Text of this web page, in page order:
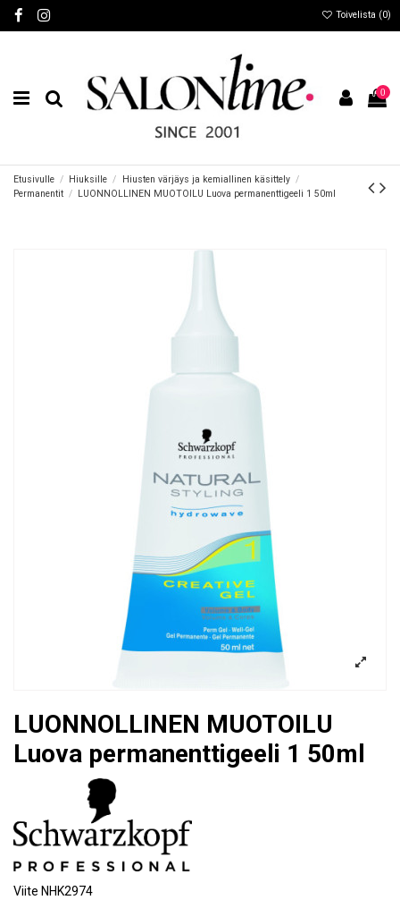
Toivelista (0)
0
Etusivulle Hiuksille
Hiusten värjäys ja kemiallinen käsittely
Permanentit
LUONNOLLINEN MUOTOILU Luova permanenttigeeli 1 50ml
LUONNOLLINEN MUOTOILU
Luova permanenttigeeli 1 50ml
Viite NHK2974